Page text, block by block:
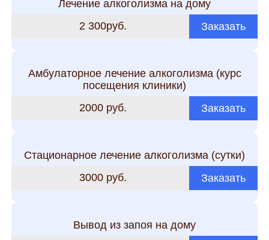
Лечение алкоголизма на дому
2 300руб.
Заказать
Амбулаторное лечение алкоголизма (курс
посещения клиники)
2000 руб.
Заказать
Стационарное лечение алкоголизма (сутки)
3000 руб.
Заказать
Вывод из запоя на дому